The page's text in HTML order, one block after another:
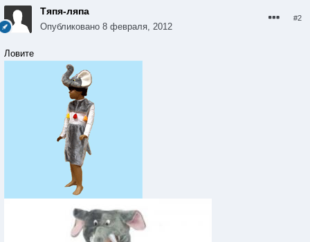
Тяпя-ляпа
Опубликовано 8 февраля, 2012
#2
Ловите